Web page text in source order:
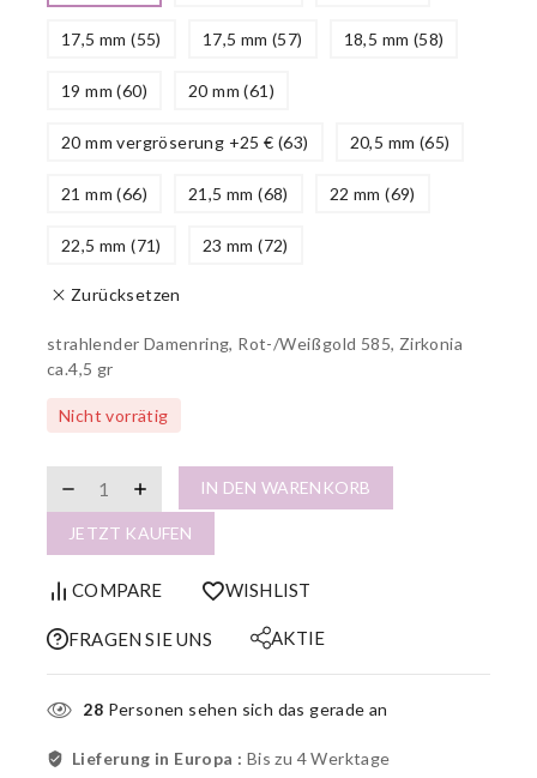
17,5 mm (55) 17,5 mm (57) 18,5 mm (58)
19 mm (60) 20 mm (61)
20 mm vergröserung +25 € (63) 20,5 mm (65)
21 mm (66) 21,5 mm (68) 22 mm (69)
22,5 mm (71) 23 mm (72)
Zurücksetzen
strahlender Damenring, Rot-/Weißgold 585, Zirkonia
ca.4,5 gr
Nicht vorrätig
IN DEN WARENKORB
JETZT KAUFEN
COMPARE WISHLIST
FRAGEN SIE UNS AKTIE
28 Personen sehen sich das gerade an
Lieferung in Europa : Bis zu 4 Werktage